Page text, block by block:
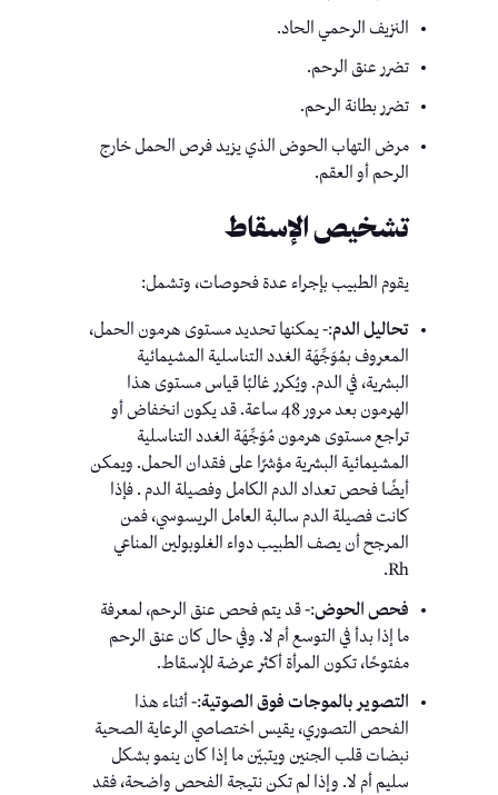
النزيف الرحمي الحاد.
تضرر عنق الرحم.
تضرر بطانة الرحم.
مرض التهاب الحوض الذي يزيد فرص الحمل خارج
الرحم أو العقم.
تشخيص الإسقاط
يقوم الطبيب بإجراء عدة فحوصات، وتشمل:
تحاليل الدم:- يمكنها تحديد مستوى هرمون الحمل،
المعروف بمُوَجِّهَة الغدد التناسلية المشيمائية
البشرية، في الدم. ويُكرر غالبًا قياس مستوى هذا
الهرمون بعد مرور 48 ساعة. قد يكون انخفاض أو
تراجع مستوى هرمون مُوَجِّهَة الغدد التناسلية
المشيمائية البشرية مؤشرًا على فقدان الحمل. ويمكن
أيضًا فحص تعداد الدم الكامل وفصيلة الدم . فإذا
كانت فصيلة الدم سالبة العامل الريسوسي، فمن
المرجح أن يصف الطبيب دواء الغلوبولين المناعي
Rh.
فحص الحوض:- قد يتم فحص عنق الرحم، لمعرفة
ما إذا بدأ في التوسع أم لا. وفي حال كان عنق الرحم
مفتوحًا، تكون المرأة أكثر عرضة للإسقاط.
التصوير بالموجات فوق الصوتية:- أثناء هذا
الفحص التصوري، يقيس اختصاصي الرعاية الصحية
نبضات قلب الجنين ويتبيّن ما إذا كان ينمو بشكل
سليم أم لا. وإذا لم تكن نتيجة الفحص واضحة، فقد